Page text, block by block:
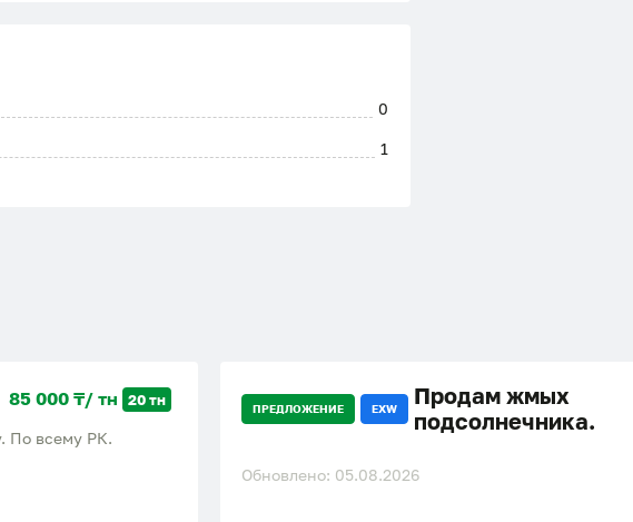
0
1
85 000 ₸/ тн 20 тн
По всему РК.
ПРЕДЛОЖЕНИЕ EXW
Продам жмых
подсолнечника.
Обновлено: 05.08.2026